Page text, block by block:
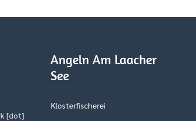
[dot]
Angeln Am Laacher
See
Klosterfischerei